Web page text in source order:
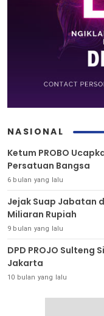
NASIONAL
Ketum PROBO
Persatuan Bangsa
6 bulan yang lalu
Jejak Suap Jabatan
Miliaran Rupiah
9 bulan yang lalu
DPD PROJO Sulteng
Jakarta
10 bulan yang lalu